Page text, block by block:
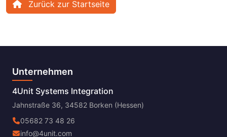
Zurück zur Startseite
Unternehmen
4Unit Systems Integration
Jahnstraße 36, 34582 Borken (Hessen)
05682 73 48 26
info@4unit.com